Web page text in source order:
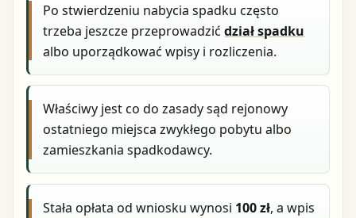
Po stwierdzeniu nabycia spadku często
trzeba jeszcze przeprowadzićdział spadku
albo uporządkować wpisy i rozliczenia.
Właściwy jest co do zasady sąd rejonowy
ostatniego miejsca zwykłego pobytu albo
zamieszkania spadkodawcy.
Stała opłata od wniosku wynosi 100 zł, a wpis